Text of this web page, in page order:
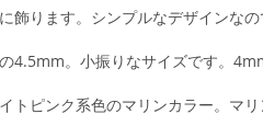
飾ります。シンプルなデザインな
4.5mm。小振りなサイズです。
トピンク系色のマリンカラー。マ